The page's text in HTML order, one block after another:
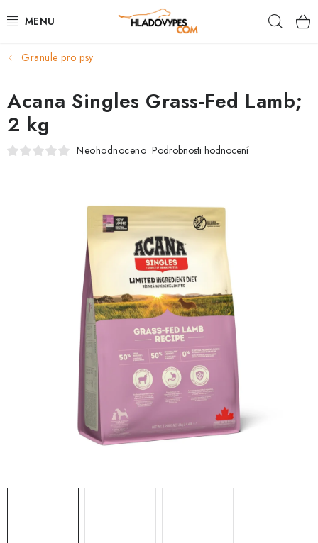
na
POTŘEBY PRO PSY
TAMI PŘEPRAVNÍ BOXY
SPORT SE PSEM
VĚRNOSTNÍ PROGRAM
VÝMĚNA, VRÁCENÍ A REKLAMACE
Výměna, vrácení a reklamace
Obchodní podmínky
Granule pro psy
Acana Singles Grass-Fed Lamb;
2 kg
Neohodnoceno Podrobnosti hodnocení